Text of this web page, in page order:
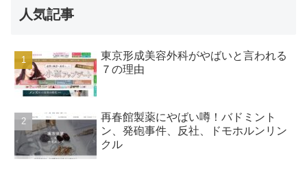
人気記事
東京形成美容外科がやばいと言われる
７の理由
再春館製薬にやばい噂！バドミント
ン、発砲事件、反社、ドモホルンリン
クル